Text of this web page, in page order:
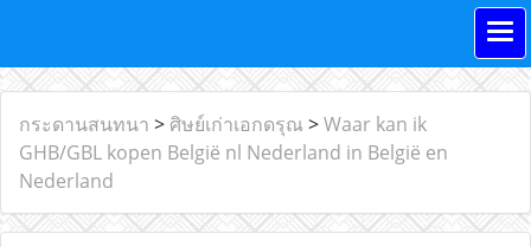
กระดานสนทนา > ศิษย์เก่าเอกดรุณ >Waar kan ik
GHB/GBL kopen België nl Nederland in België en
Nederland